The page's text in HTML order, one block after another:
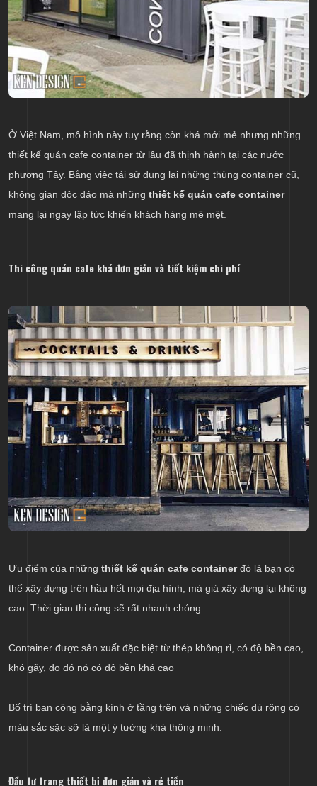
Ở Việt Nam, mô hình này tuy rằng còn khá mới mẻ nhưng những
thiết kế quán cafe container từ lâu đã thịnh hành tại các nước
phương Tây. Bằng việc tái sử dụng lại những thùng container cũ,
không gian độc đáo mà những thiết kế quán cafe container
mang lại ngay lập tức khiến khách hàng mê mệt.
Thi công quán cafe khá đơn giản và tiết kiệm chi phí
Ưu điểm của những thiết kế quán cafe containerđó là bạn có
thể xây dựng trên hầu hết mọi địa hình, mà giá xây dựng lại không
cao. Thời gian thi công sẽ rất nhanh chóng
Container được sản xuất đặc biệt từ thép không rỉ, có độ bền cao,
khó gãy, do đó nó có độ bền khá cao
Bố trí ban công bằng kính ở tầng trên và những chiếc dù rộng có
màu sắc sặc sỡ là một ý tưởng khá thông minh.
Đầu tư trang thiết bị đơn giản và rẻ tiền